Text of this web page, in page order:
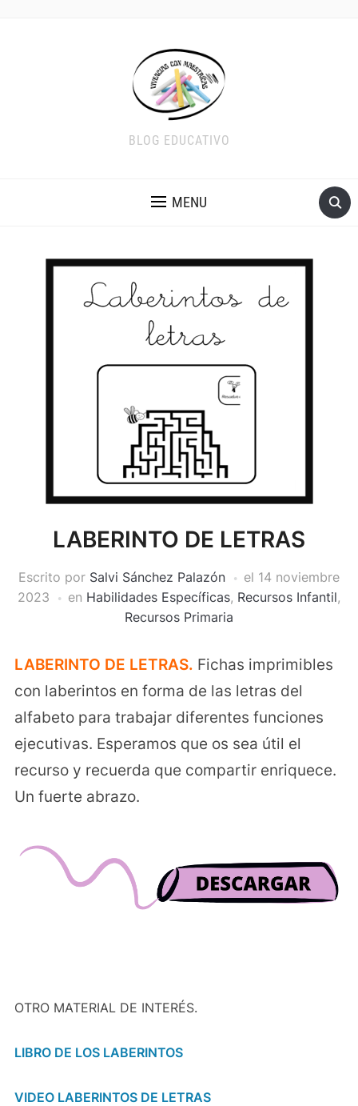
BLOG EDUCATIVO
MENU
LABERINTO DE LETRAS
Escrito por Salvi Sánchez Palazón el 14 noviembre
2023
en Habilidades Específicas, Recursos Infantil,
Recursos Primaria
LABERINTO DE LETRAS. Fichas imprimibles
con laberintos en forma de las letras del
alfabeto para trabajar diferentes funciones
ejecutivas. Esperamos que os sea útil el
recurso y recuerda que compartir enriquece.
Un fuerte abrazo.
OTRO MATERIAL DE INTERÉS.
LIBRO DE LOS LABERINTOS
VIDEO LABERINTOS DE LETRAS